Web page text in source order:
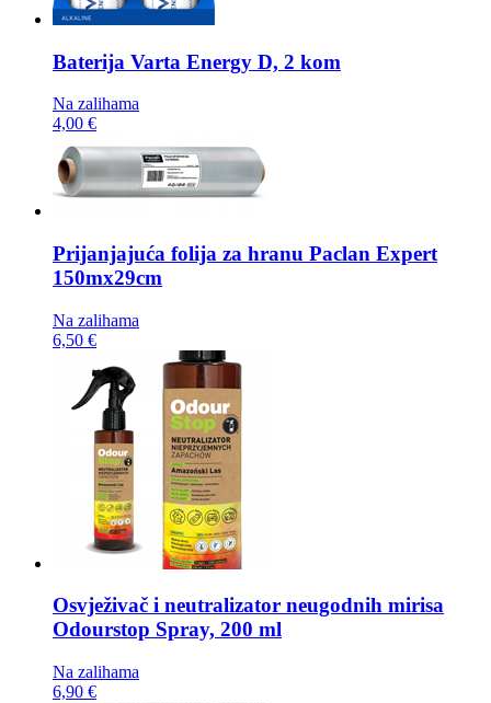
Baterija Varta Energy D, 2 kom
Na zalihama
4,00 €
Prijanjajuća folija za hranu Paclan Expert
150mx29cm
Na zalihama
6,50 €
Osvježivač i neutralizator neugodnih mirisa
Odourstop Spray, 200 ml
Na zalihama
6,90 €